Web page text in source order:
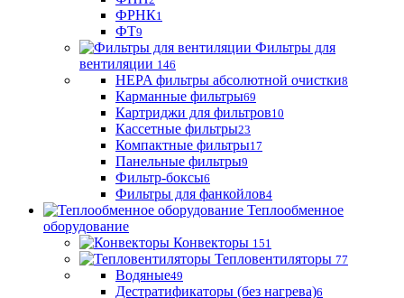
ФРНК1
ФТ9
Фильтры для
вентиляции 146
HEPA фильтры абсолютной очистки8
Карманные фильтры69
Картриджи для фильтров10
Кассетные фильтры23
Компактные фильтры17
Панельные фильтры9
Фильтр-боксы6
Фильтры для фанкойлов4
Теплообменное
оборудование
Конвекторы 151
Тепловентиляторы 77
Водяные49
Дестратификаторы (без нагрева)6